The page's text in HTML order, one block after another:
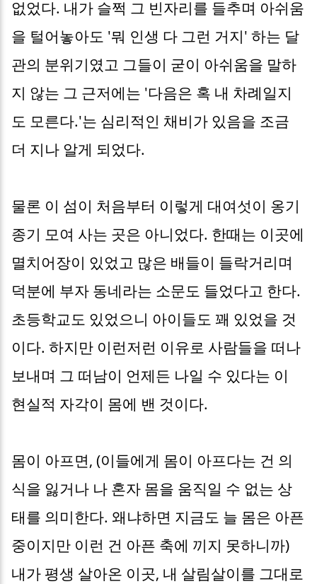
없었다. 내가 슬쩍 그 빈자리를 들추며 아쉬움
을 털어놓아도 '뭐 인생 다 그런 거지' 하는 달
관의 분위기였고 그들이 굳이 아쉬움을 말하
지 않는 그 근저에는 '다음은 혹 내 차례일지
도 모른다.'는 심리적인 채비가 있음을 조금
더 지나 알게 되었다.
물론 이 섬이 처음부터 이렇게 대여섯이 옹기
종기 모여 사는 곳은 아니었다. 한때는 이곳에
멸치어장이 있었고 많은 배들이 들락거리며
덕분에 부자 동네라는 소문도 들었다고 한다.
초등학교도 있었으니 아이들도 꽤 있었을 것
이다. 하지만 이런저런 이유로 사람들을 떠나
보내며 그 떠남이 언제든 나일 수 있다는 이
현실적 자각이 몸에 밴 것이다.
몸이 아프면, (이들에게 몸이 아프다는 건 의
식을 잃거나 나 혼자 몸을 움직일 수 없는 상
태를 의미한다. 왜냐하면 지금도 늘 몸은 아픈
중이지만 이런 건 아픈 축에 끼지 못하니까)
내가 평생 살아온 이곳, 내 살림살이를 그대로